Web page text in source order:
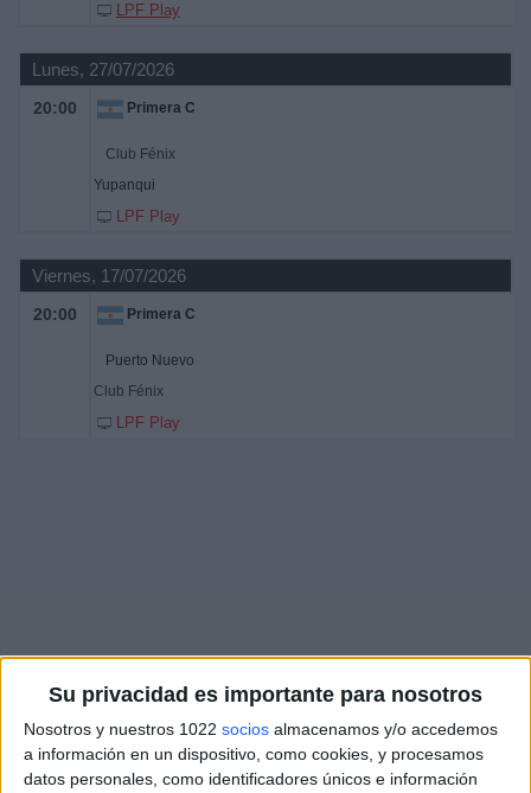
Su privacidad es importante para nosotros
Nosotros y nuestros 1022 socios almacenamos y/o accedemos
a información en un dispositivo, como cookies, y procesamos
datos personales, como identificadores únicos e información
LPF Play
Lunes, 27/07/2026
20:00 Primera C
Club Fénix
Yupanqui
LPF Play
Viernes, 17/07/2026
20:00 Primera C
Puerto Nuevo
Club Fénix
LPF Play